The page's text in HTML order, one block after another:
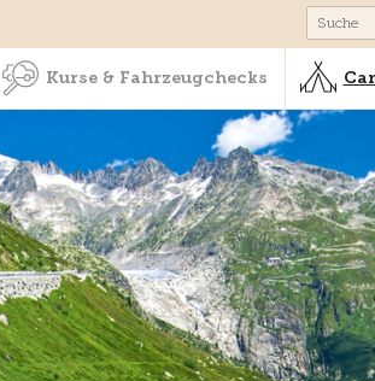
Kurse & Fahrzeugchecks
Kurse & Fahrzeugchecks